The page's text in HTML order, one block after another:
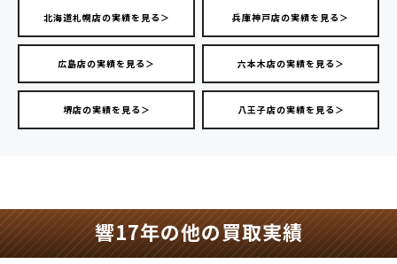
北海道札幌店の実績を見る＞ 兵庫神戸店の実績を見る＞
広島店の実績を見る＞ 六本木店の実績を見る＞
堺店の実績を見る＞ 八王子店の実績を見る＞
響17年の他の買取実績